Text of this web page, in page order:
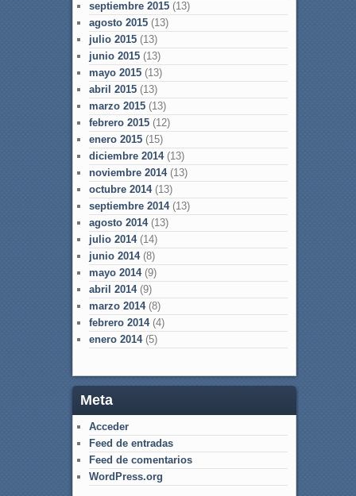
septiembre 2015(13)
agosto 2015(13)
julio 2015(13)
junio 2015(13)
mayo 2015(13)
abril 2015(13)
marzo 2015(13)
febrero 2015(12)
enero 2015(15)
diciembre 2014(13)
noviembre 2014(13)
octubre 2014(13)
septiembre 2014(13)
agosto 2014(13)
julio 2014(14)
junio 2014(8)
mayo 2014(9)
abril 2014(9)
marzo 2014(8)
febrero 2014(4)
enero 2014(5)
Meta
Acceder
Feed de entradas
Feed de comentarios
WordPress.org